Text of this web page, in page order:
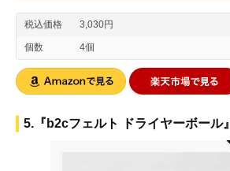
税込価格 3,030円
個数 4個
5.『b2cフェルト ドライヤーボール』